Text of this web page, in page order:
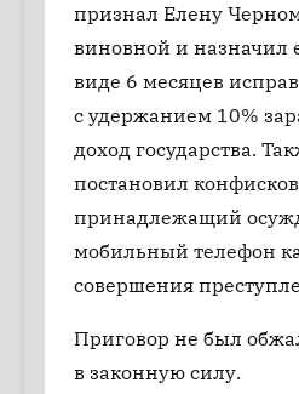
признал Елену
виновной и назначил
виде 6 месяцев
с удержанием 10%
доход государства.
постановил
принадлежащий
мобильный телефон
совершения
Приговор не был
в законную силу.